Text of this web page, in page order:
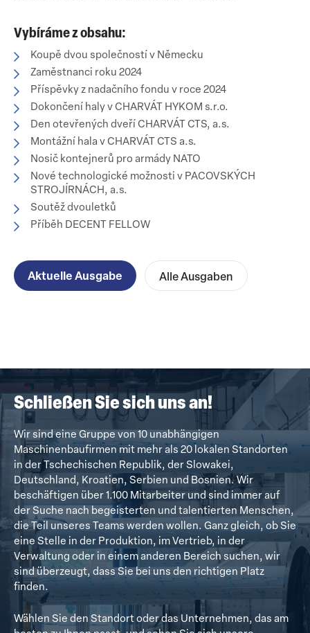
Vybíráme z obsahu:
Koupě dvou společností v Německu
Zaměstnanci roku 2024
Příspěvky z nadačního fondu v roce 2024
Dokončení haly v CHARVÁT HYKOM s.r.o.
Den otevřených dveří CHARVÁT CTS, a.s.
Montážní hala v CHARVÁT CTS a.s.
Nosič kontejnerů pro armády NATO
Nové technologické možnosti v PACOVSKÝCH
STROJÍRNÁCH, a.s.
Soutěž dvouletků
Příběh DECENT FELLOW
Aktuelle Ausgabe Alle Ausgaben
Schließen Sie sich uns an!
Wir sind eine Gruppe von 10 unabhängigen
Maschinenbaufirmen mit mehr als 20 lokalen Standorten
in der Tschechischen Republik, der Slowakei,
Deutschland, Kroatien, Serbien und Bosnien. Wir
beschäftigen über 1.100 Mitarbeiter und sind immer auf
der Suche nach begeisterten und talentierten Menschen,
die Teil unseres Teams werden wollen. Ganz gleich, ob Sie
eine Stelle in der Produktion, im Vertrieb, in der
Verwaltung oder in einem anderen Bereich suchen, wir
sind überzeugt, dass Sie bei uns den richtigen Platz
finden.
Wählen Sie den Standort oder das Unternehmen, das am